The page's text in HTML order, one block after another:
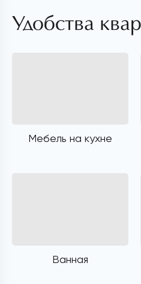
Удобства
Мебель на кухне
Ванная